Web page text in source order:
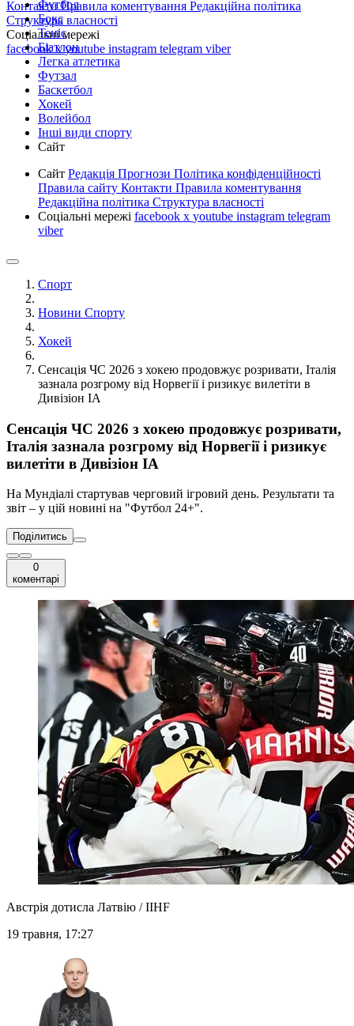
КонтактиПравила коментування Редакційна політика
Структура власності
Соціальні мережі
facebookxyoutube instagram telegram viber
Футбол
Бокс
Теніс
Біатлон
Легка атлетика
Футзал
Баскетбол
Хокей
Волейбол
Інші види спорту
Сайт
Сайт Редакція Прогнози Політика конфіденційності
Правила сайту Контакти Правила коментування
Редакційна політика Структура власності
Соціальні мережі facebook x youtube instagram telegram
viber
Спорт
Новини Спорту
Хокей
Сенсація ЧС 2026 з хокею продовжує розривати, Італія
зазнала розгрому від Норвегії і ризикує вилетіти в
Дивізіон ІА
Сенсація ЧС 2026 з хокею продовжує розривати,
Італія зазнала розгрому від Норвегії і ризикує
вилетіти в Дивізіон ІА
На Мундіалі стартував черговий ігровий день. Результати та
звіт – у цій новині на "Футбол 24+".
Поділитись
0
коментарі
Австрія дотисла Латвію / IIHF
19 травня, 17:27